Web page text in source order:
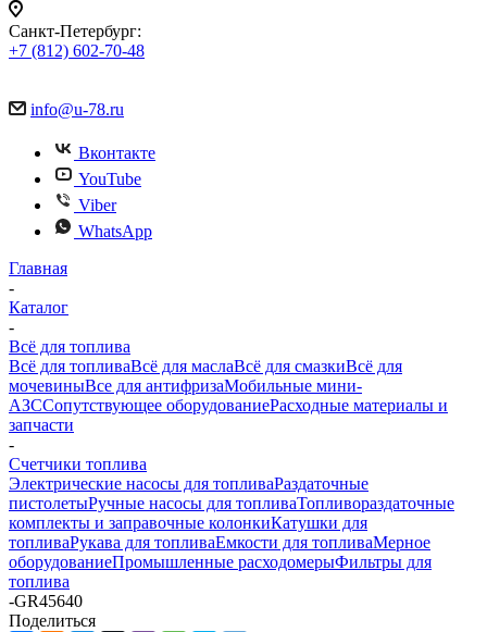
Санкт-Петербург:
+7 (812) 602-70-48
info@u-78.ru
Вконтакте
YouTube
Viber
WhatsApp
Главная
-
Каталог
-
Всё для топлива
Всё для топливаВсё для маслаВсё для смазкиВсё для
мочевиныВсе для антифризаМобильные мини-
АЗССопутствующее оборудованиеРасходные материалы и
запчасти
-
Счетчики топлива
Электрические насосы для топливаРаздаточные
пистолетыРучные насосы для топливаТопливораздаточные
комплекты и заправочные колонкиКатушки для
топливаРукава для топливаЕмкости для топливаМерное
оборудованиеПромышленные расходомерыФильтры для
топлива
-GR45640
Поделиться